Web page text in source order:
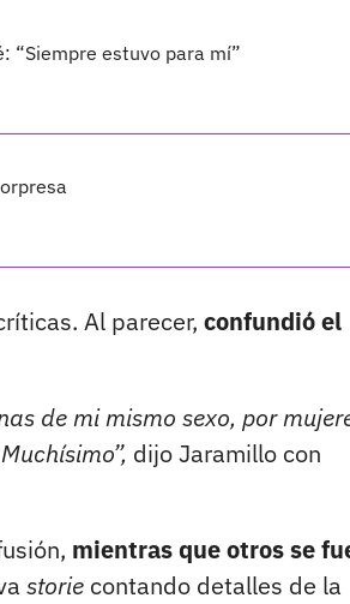
“Siempre estuvo para mí”
Al parecer, confundió el
de mi mismo sexo, por
dijo Jaramillo con
mientras que otros se
storie contando detalles de la